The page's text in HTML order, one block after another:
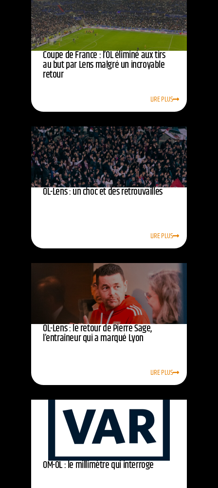
Coupe de France : l’OL éliminé aux tirs
au but par Lens malgré un incroyable
retour
LIRE PLUS
OL-Lens : un choc et des retrouvailles
LIRE PLUS
OL-Lens : le retour de Pierre Sage,
l’entraîneur qui a marqué Lyon
LIRE PLUS
OM-OL : le millimètre qui interroge